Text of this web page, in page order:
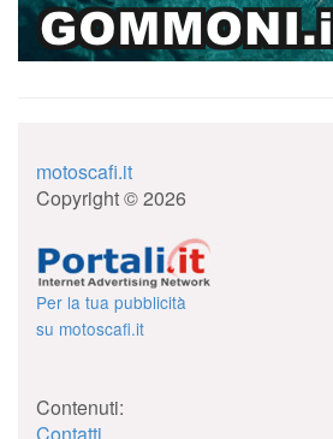
motoscafi.it
Copyright © 2026
Per la tua pubblicità
su motoscafi.it
Contenuti: